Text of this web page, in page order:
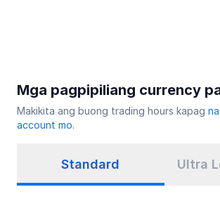
Mga pagpipiliang currency
Makikita ang buong trading hours kapag
account mo.
Standard Ultra